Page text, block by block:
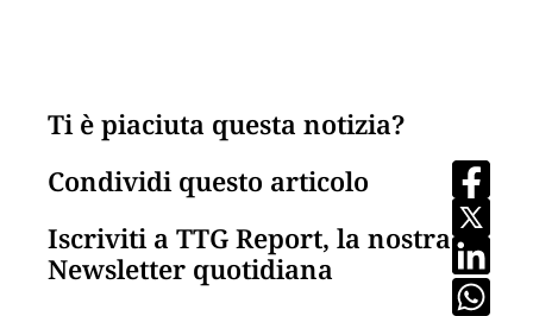
Ti è piaciuta questa notizia?
Condividi questo articolo
Iscriviti a TTG Report, la nostra
Newsletter quotidiana